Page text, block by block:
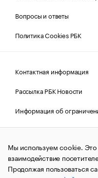
Вопросы и ответы
Политика Cookies РБК
Контактная информация
Рассылка РБК Новости
Информация об
Правовая информация
© АО
и материалы
(зарегистрировано
связи, информационных
Мы используем cookie. Это
взаимодействие
Продолжая пользоваться